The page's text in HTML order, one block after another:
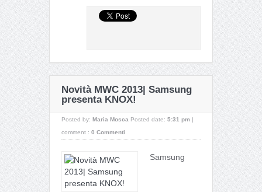
Novità MWC 2013| Samsung
presenta KNOX!
Posted by: Maria Mosca Posted date: 5:31 pm |
comment : 0 Commenti
Samsung